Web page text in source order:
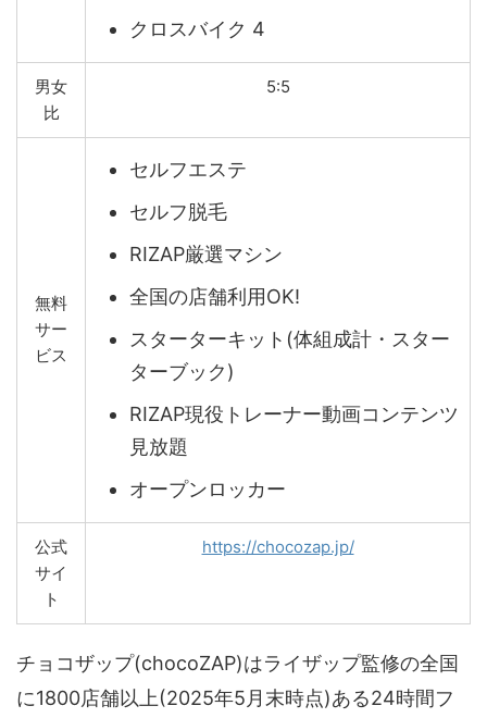
クロスバイク 4
男女
比
5:5
無料
サー
ビス
セルフエステ
セルフ脱毛
RIZAP厳選マシン
全国の店舗利用OK!
スターターキット(体組成計・スター
ターブック)
RIZAP現役トレーナー動画コンテンツ
見放題
オープンロッカー
公式
サイ
ト
https://chocozap.jp/
チョコザップ(chocoZAP)はライザップ監修の全国
に1800店舗以上(2025年5月末時点)ある24時間フ